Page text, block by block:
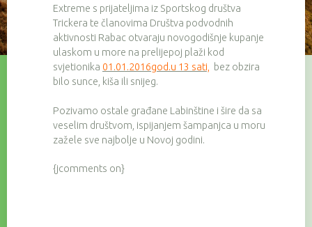
Extreme s prijateljima iz Sportskog društva
Trickera te članovima Društva podvodnih
aktivnosti Rabac otvaraju novogodišnje kupanje
ulaskom u more na prelijepoj plaži kod
svjetionika 01.01.2016god.u 13 sati,
bez obzira
bilo sunce, kiša ili snijeg.
Pozivamo ostale građane Labinštine i šire da sa
veselim društvom, ispijanjem šampanjca u moru
zažele sve najbolje u Novoj godini.
{jcomments on}